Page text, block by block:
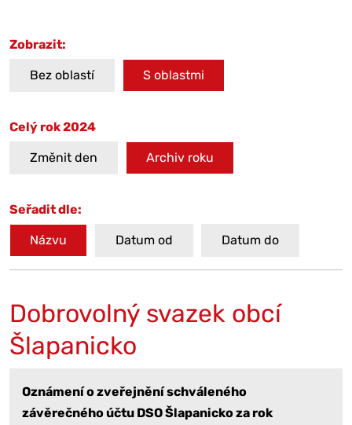
Zobrazit:
Bez oblastí S oblastmi
Celý rok 2024
Změnit den Archiv roku
Seřadit dle:
Názvu Datum od Datum do
Dobrovolný svazek obcí
Šlapanicko
Oznámení o zveřejnění schváleného
závěrečného účtu DSO Šlapanicko za rok